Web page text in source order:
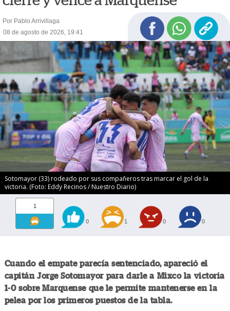
Por Pablo Arrivillaga
08 de agosto de 2026, 19:41
Sotomayor (33) rodeado por sus compañeros tras marcar el gol de la
victoria. (Foto: Eddy Recinos / Nuestro Diario)
1
0 1 0 0
Cuando el empate parecía sentenciado, apareció el
capitán Jorge Sotomayor para darle a Mixco la victoria
1-0 sobre Marquense que le permite mantenerse en la
pelea por los primeros puestos de la tabla.